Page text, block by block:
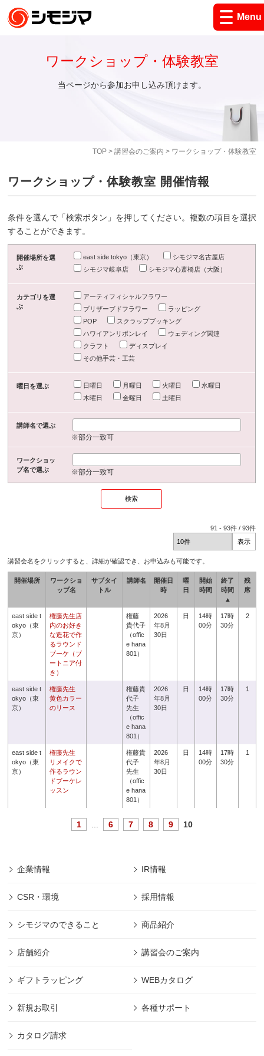
Menu
TOP> 講習会のご案内 > ワークショップ・体験教室
ワークショップ・体験教室
当ページから参加お申し込み頂けます。
ワークショップ・体験教室 開催情報
条件を選んで「検索ボタン」を押してください。複数の項目を選択
することができます。
開催場所を選
ぶ
east side tokyo（東京）
シモジマ名古屋店
シモジマ岐阜店
シモジマ心斎橋店（大阪）
カテゴリを選
ぶ
アーティフィシャルフラワー
プリザーブドフラワー
ラッピング
POP
スクラップブッキング
ハワイアンリボンレイ
ウェディング関連
クラフト
ディスプレイ
その他手芸・工芸
曜日を選ぶ 日曜日 月曜日 火曜日
水曜日
木曜日
金曜日 土曜日
講師名で選ぶ
※部分一致可
ワークショッ
プ名で選ぶ
※部分一致可
91 -93件 /93件
講習会名をクリックすると、詳細が確認でき、お申込みも可能です。
開催場所
ワークショ
ップ名
サブタイ
トル
講師名
開催日
時
曜
日
開始
時間
終了
時間
▲
残
席
east side t
okyo（東
京）
権藤先生店
内のお好き
な造花で作
るラウンド
ブーケ（ブ
ートニア付
き）
権藤
貴代子
（offic
e hana
801）
2026
年8月
30日
日
14時
00分
17時
30分
2
east side t
okyo（東
京）
権藤先生
黄色カラー
のリース
権藤貴
代子
先生
（offic
e hana
801）
2026
年8月
30日
日
14時
00分
17時
30分
1
east side t
okyo（東
京）
権藤先生
リメイクで
作るラウン
ドブーケレ
ッスン
権藤貴
代子
先生
（offic
e hana
801）
2026
年8月
30日
日
14時
00分
17時
30分
1
1 6 7 8 9 10
企業情報 IR情報
CSR・環境 採用情報
シモジマのできること 商品紹介
店舗紹介 講習会のご案内
ギフトラッピング WEBカタログ
新規お取引 各種サポート
カタログ請求